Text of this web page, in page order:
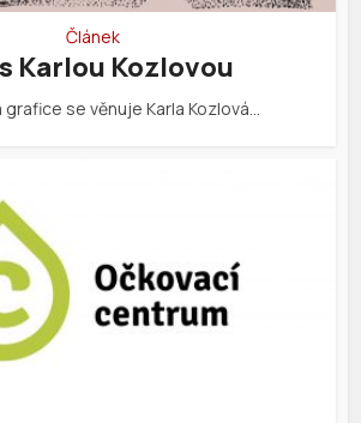
Článek
Karlou Kozlovou
grafice se věnuje Karla Kozlová…